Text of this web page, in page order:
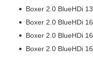
Boxer 2.0 BlueHDi
Boxer 2.0 BlueHDi
Boxer 2.0 BlueHDi
Boxer 2.0 BlueHDi